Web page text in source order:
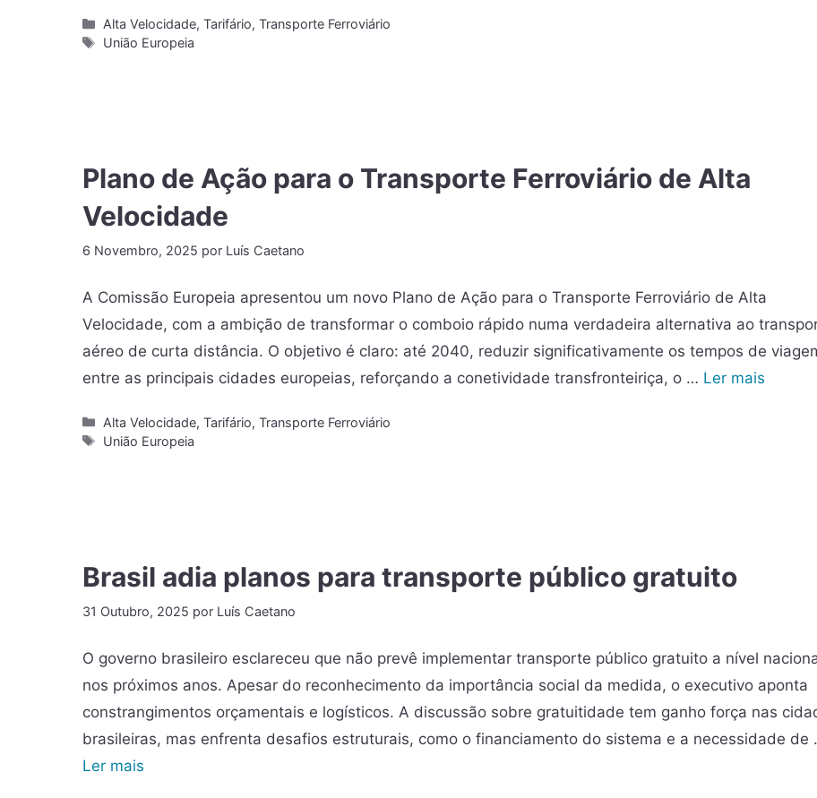
Alta Velocidade,Tarifário,Transporte Ferroviário
União Europeia
Plano de Ação para o Transporte Ferroviário de Alta
Velocidade
6 Novembro, 2025 por Luís Caetano
A Comissão Europeia apresentou um novo Plano de Ação para o Transporte Ferroviário de Alta
Velocidade, com a ambição de transformar o comboio rápido numa verdadeira alternativa ao
aéreo de curta distância. O objetivo é claro: até 2040, reduzir significativamente os tempos de
entre as principais cidades europeias, reforçando a conetividade transfronteiriça, o … Ler mais
Alta Velocidade,Tarifário,Transporte Ferroviário
União Europeia
Brasil adia planos para transporte público gratuito
31 Outubro, 2025 por Luís Caetano
O governo brasileiro esclareceu que não prevê implementar transporte público gratuito a nível
nos próximos anos. Apesar do reconhecimento da importância social da medida, o executivo aponta
constrangimentos orçamentais e logísticos. A discussão sobre gratuitidade tem ganho força nas
brasileiras, mas enfrenta desafios estruturais, como o financiamento do sistema e a necessidade de
Ler mais